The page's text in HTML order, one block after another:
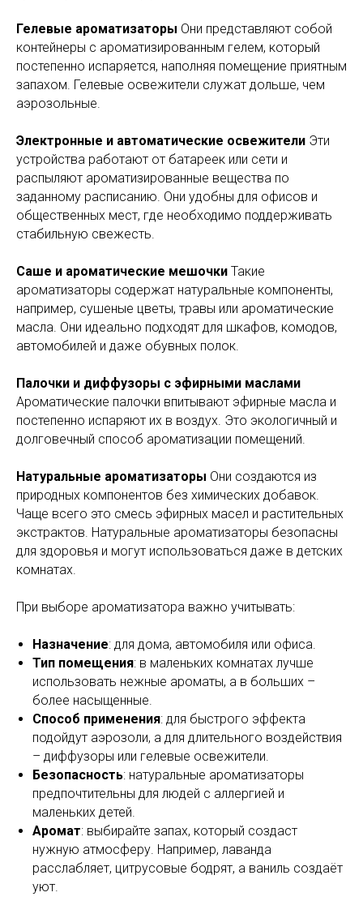
Гелевые ароматизаторы Они представляют собой
контейнеры с ароматизированным гелем, который
постепенно испаряется, наполняя помещение приятным
запахом. Гелевые освежители служат дольше, чем
аэрозольные.
Электронные и автоматические освежители Эти
устройства работают от батареек или сети и
распыляют ароматизированные вещества по
заданному расписанию. Они удобны для офисов и
общественных мест, где необходимо поддерживать
стабильную свежесть.
Саше и ароматические мешочки Такие
ароматизаторы содержат натуральные компоненты,
например, сушеные цветы, травы или ароматические
масла. Они идеально подходят для шкафов, комодов,
автомобилей и даже обувных полок.
Палочки и диффузоры с эфирными маслами
Ароматические палочки впитывают эфирные масла и
постепенно испаряют их в воздух. Это экологичный и
долговечный способ ароматизации помещений.
Натуральные ароматизаторы Они создаются из
природных компонентов без химических добавок.
Чаще всего это смесь эфирных масел и растительных
экстрактов. Натуральные ароматизаторы безопасны
для здоровья и могут использоваться даже в детских
комнатах.
При выборе ароматизатора важно учитывать:
Назначение: для дома, автомобиля или офиса.
Тип помещения: в маленьких комнатах лучше
использовать нежные ароматы, а в больших –
более насыщенные.
Способ применения: для быстрого эффекта
подойдут аэрозоли, а для длительного воздействия
– диффузоры или гелевые освежители.
Безопасность: натуральные ароматизаторы
предпочтительны для людей с аллергией и
маленьких детей.
Аромат: выбирайте запах, который создаст
нужную атмосферу. Например, лаванда
расслабляет, цитрусовые бодрят, а ваниль создаёт
уют.